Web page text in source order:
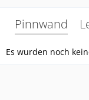
Pinnwand
Es wurden noch